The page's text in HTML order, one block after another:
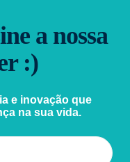
a nossa
:)
e inovação que
na sua vida.